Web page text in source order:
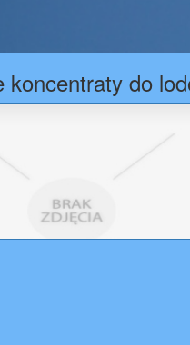
koncentraty do